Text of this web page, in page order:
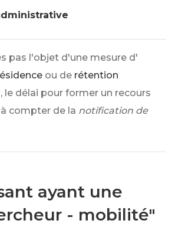
pas l'objet d'une mesure d'
ou de rétention
, le délai pour former un recours
à compter de la notification de
ayant une
- mobilité"